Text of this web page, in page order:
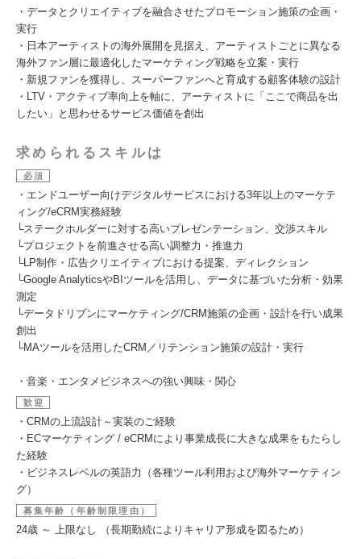
・データとクリエイティブを融合させたプロモーション施策の企画・
実行
・日本アーティストの海外展開を見据え、アーティストごとに異なる
海外ファン層に最適化したマーケティング戦略を立案・実行
・新規ファンを獲得し、スーパーファンへと育成する顧客体験の設計
・LTV・アクティブ率向上を軸に、アーティストに「ここで商品を出
したい」と思わせるサービス価値を創出
求められるスキルは
必須
・エンドユーザー向けデジタルサービスにおける3年以上のマーケテ
ィング/eCRM実務経験
└ステークホルダーに対する高いプレゼンテーション、交渉スキル
└プロジェクトを前進させる高い調整力・推進力
└LP制作・広告クリエイティブにおける提案、ディレクション
└Google AnalyticsやBIツールを活用し、データに基づいた分析・効果
測定
└データドリブンにマーケティング/CRM施策の企画・設計を行い成果
創出
└MAツールを活用したCRM／リテンション施策の設計・実行
・音楽・エンタメビジネスへの強い興味・関心
歓迎
・CRMの上流設計～実装のご経験
・ECマーケティング / eCRMにより事業成長に大きな成果をもたらし
た経験
・ビジネスレベルの英語力（各種ツール利用および海外マーケティン
グ）
募集年齢（年齢制限理由）
24歳 ～ 上限なし （長期勤続によりキャリア形成を図るため）